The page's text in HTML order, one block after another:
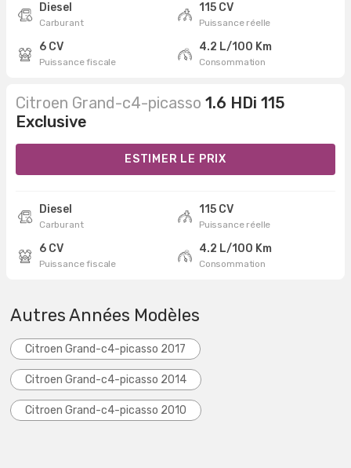
Diesel
Carburant
115 CV
Puissance réelle
6 CV
Puissance fiscale
4.2 L/100 Km
Consommation
Citroen Grand-c4-picasso 1.6 HDi 115
Exclusive
ESTIMER LE PRIX
Diesel
Carburant
115 CV
Puissance réelle
6 CV
Puissance fiscale
4.2 L/100 Km
Consommation
Autres Années Modèles
Citroen Grand-c4-picasso 2017
Citroen Grand-c4-picasso 2014
Citroen Grand-c4-picasso 2010